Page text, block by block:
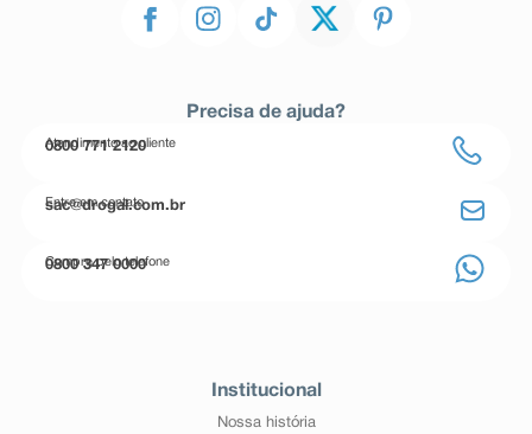
Precisa de ajuda?
Atendimento ao cliente
0800 771 2120
Entre em contato
sac@drogal.com.br
Compre pelo telefone
0800 347 0000
Institucional
Nossa história